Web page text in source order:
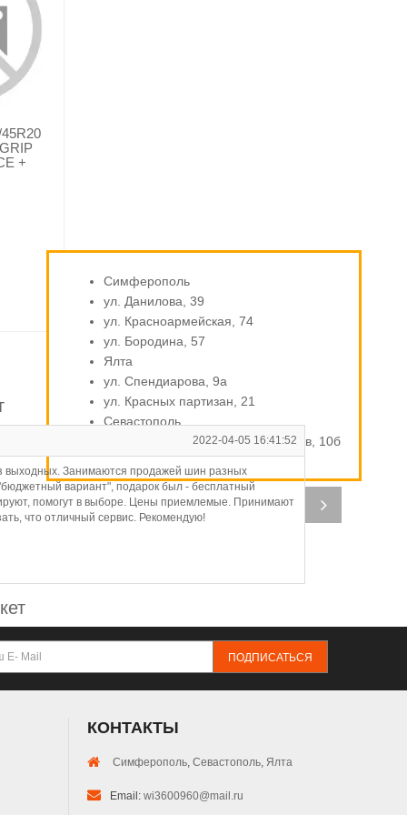
+
2022-04-05 16:41:52
выходных. Занимаются продажей шин разных
вариант", подарок был - бесплатный
помогут в выборе. Цены приемлемые. Принимают
что отличный сервис. Рекомендую!
Симферополь
ул. Данилова, 39
ул. Красноармейская, 74
ул. Бородина, 57
Ялта
ул. Спендиарова, 9а
ул. Красных партизан, 21
Севастополь
ул. Индустриальная / Стахановцев, 10б
ПОДПИСАТЬСЯ
КОНТАКТЫ
Симферополь, Севастополь, Ялта
Email: wi3600960@mail.ru